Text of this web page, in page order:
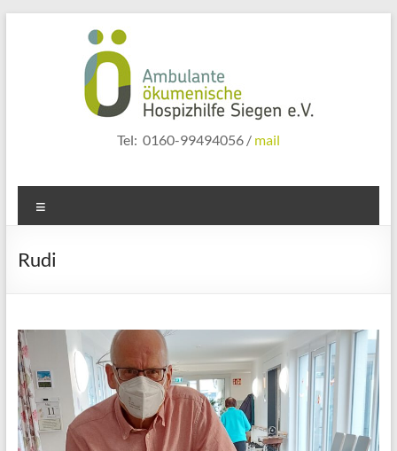
hospizhilfe
siegen
Tel: 0160-99494056 / mail
Rudi